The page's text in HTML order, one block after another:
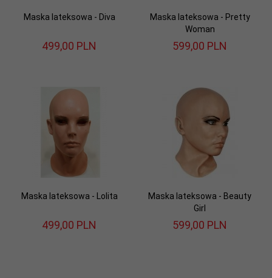
Maska lateksowa - Diva
499,00 PLN
Maska lateksowa - Pretty
Woman
599,00 PLN
Maska lateksowa - Lolita
499,00 PLN
Maska lateksowa - Beauty
Girl
599,00 PLN